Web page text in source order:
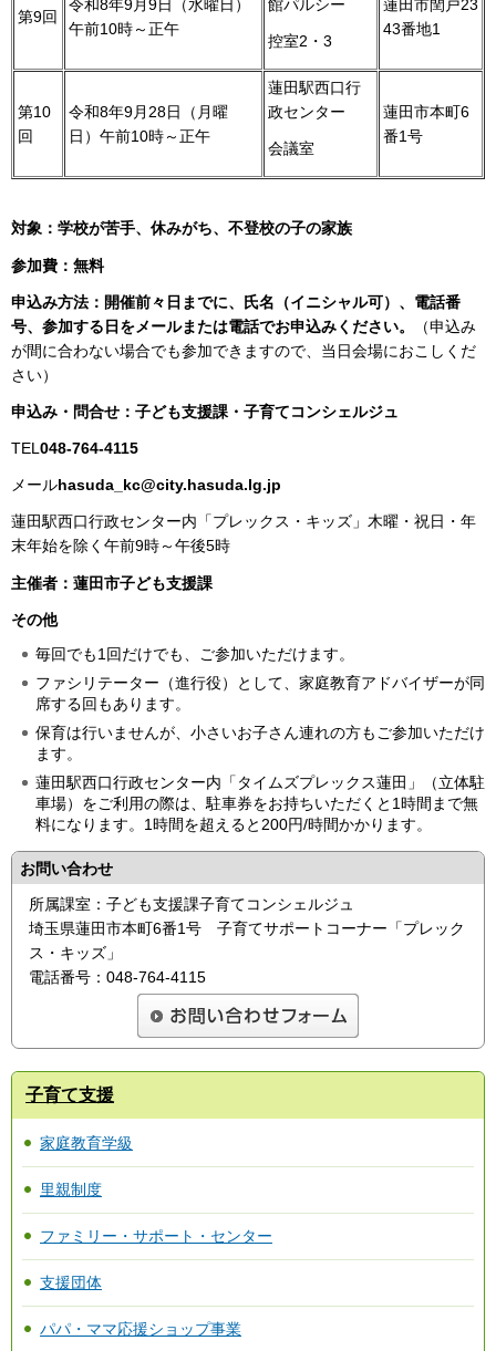
第9回
令和8年9月9日（水曜日）
午前10時～正午
館パルシー
控室2・3
蓮田市閏戸23
43番地1
第10
回
令和8年9月28日（月曜
日）午前10時～正午
蓮田駅西口行
政センター
会議室
蓮田市本町6
番1号
対象：学校が苦手、休みがち、不登校の子の家族
参加費：無料
申込み方法：開催前々日までに、氏名（イニシャル可）、電話番
号、参加する日をメールまたは電話でお申込みください。
（申込み
が間に合わない場合でも参加できますので、当日会場におこしくだ
さい）
申込み・問合せ：子ども支援課・子育てコンシェルジュ
TEL 048-764-4115
メールhasuda_kc@city.hasuda.lg.jp
蓮田駅西口行政センター内「プレックス・キッズ」木曜・祝日・年
末年始を除く午前9時～午後5時
主催者：蓮田市子ども支援課
その他
毎回でも1回だけでも、ご参加いただけます。
ファシリテーター（進行役）として、家庭教育アドバイザーが同
席する回もあります。
保育は行いませんが、小さいお子さん連れの方もご参加いただけ
ます。
蓮田駅西口行政センター内「タイムズプレックス蓮田」（立体駐
車場）をご利用の際は、駐車券をお持ちいただくと1時間まで無
料になります。1時間を超えると200円/時間かかります。
お問い合わせ
所属課室：子ども支援課子育てコンシェルジュ
埼玉県蓮田市本町6番1号 子育てサポートコーナー「プレック
ス・キッズ」
電話番号：048-764-4115
子育て支援
家庭教育学級
里親制度
ファミリー・サポート・センター
支援団体
パパ・ママ応援ショップ事業